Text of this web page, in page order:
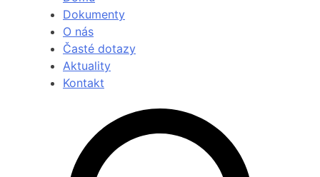
Dokumenty
O nás
Časté dotazy
Aktuality
Kontakt